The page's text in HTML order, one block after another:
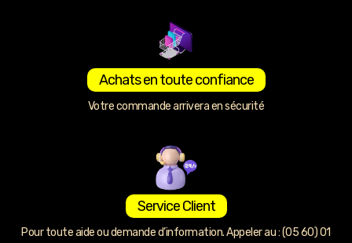
Achats en toute confiance
Votre commande arrivera en sécurité
Service Client
Pour toute aide ou demande d’information. Appeler au : (05 60) 01